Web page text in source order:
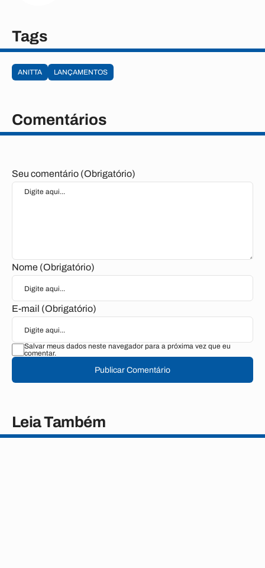
Tags
ANITTA LANÇAMENTOS
Comentários
Seu comentário (Obrigatório)
Nome (Obrigatório)
E-mail (Obrigatório)
Salvar meus dados neste navegador para a próxima vez que eu
comentar.
Publicar Comentário
Leia Também